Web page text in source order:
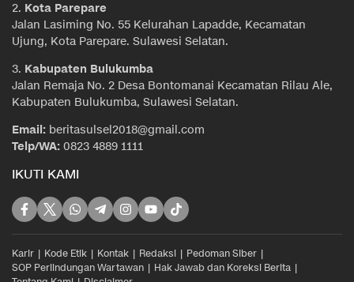
2. Kota Parepare
Jalan Lasiming No. 55 Kelurahan Lapadde, Kecamatan
Ujung, Kota Parepare. Sulawesi Selatan.
3. Kabupaten Bulukumba
Jalan Remaja No. 2 Desa Bontomanai Kecamatan Rilau Ale,
Kabupaten Bulukumba, Sulawesi Selatan.
Email: beritasulsel2018@gmail.com
Telp/WA: 0823 4889 1111
IKUTI KAMI
Karir Kode Etik Kontak Redaksi
Pedoman Siber
SOP Perlindungan Wartawan
Hak Jawab dan Koreksi Berita